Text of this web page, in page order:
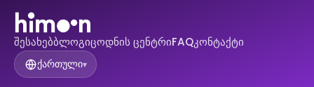
შესახებბლოგიცოდნის ცენტრიFAQკონტაქტი
ქართული▾